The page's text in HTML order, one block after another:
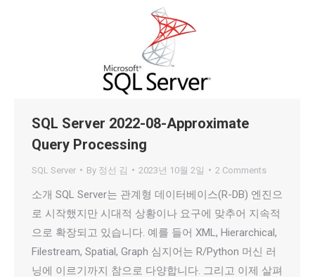
SQL Server 2022-08-Approximate
Query Processing
SQL Server By 정선 김 2023년 10월 2일 2 Comments
소개 SQL Server는 관계형 데이터베이스(R-DB) 엔진으
로 시작했지만 시대적 상황이나 요구에 맞추어 지속적
으로 확장되고 있습니다. 예를 들어 XML, Hierarchical,
Filestream, Spatial, Graph 심지어는 R/Python 머신 러
닝에 이르기까지 참으로 다양합니다. 그리고 이제 살펴